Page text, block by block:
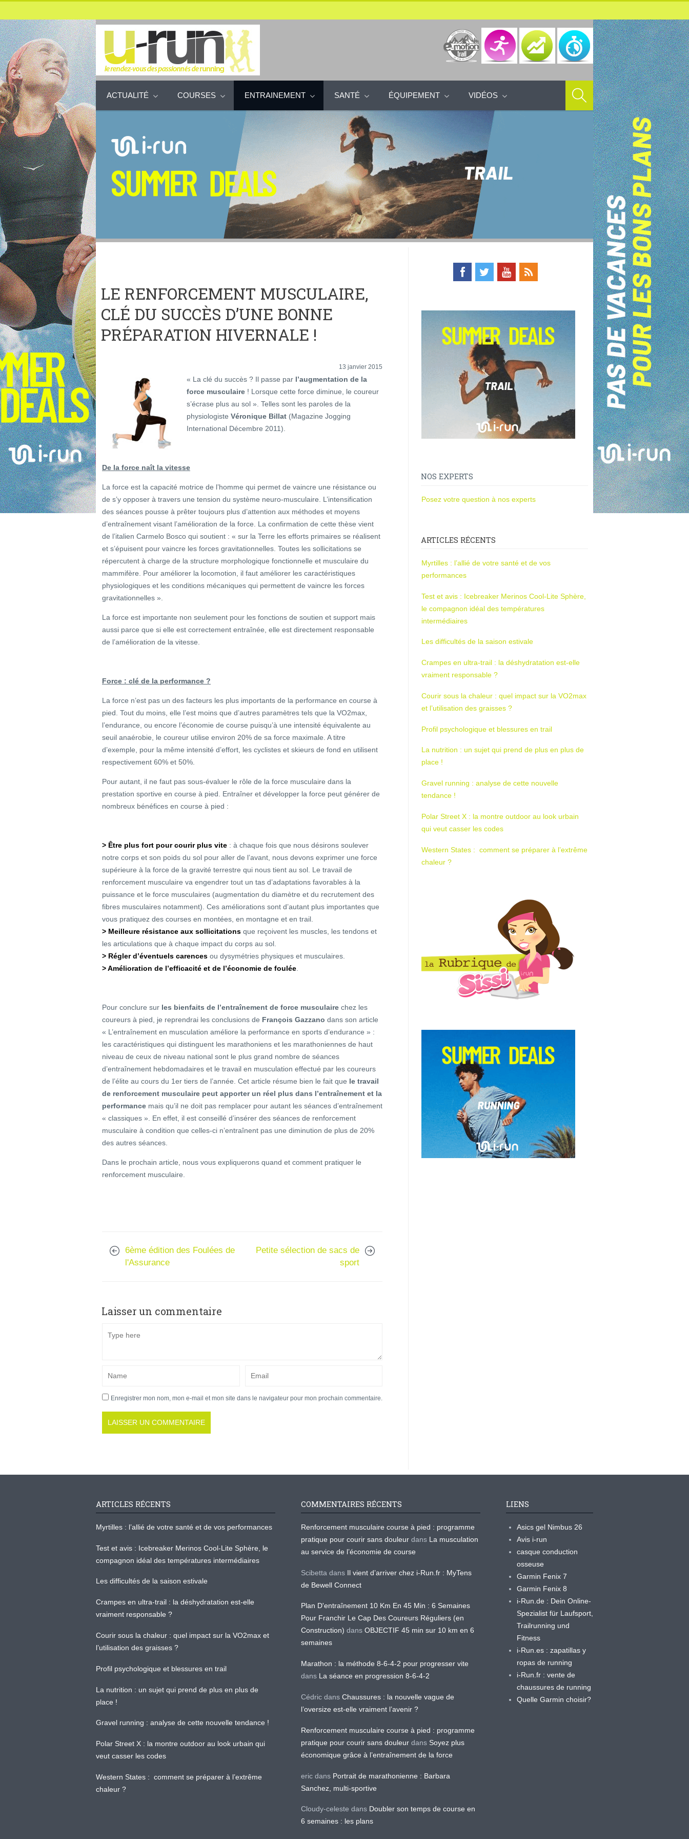
ACTUALITÉ COURSES ENTRAINEMENT SANTÉ ÉQUIPEMENT VIDÉOS
LE RENFORCEMENT MUSCULAIRE,
CLÉ DU SUCCÈS D’UNE BONNE
PRÉPARATION HIVERNALE !
13 janvier 2015
« La clé du succès ? Il passe par l’augmentation de la
force musculaire ! Lorsque cette force diminue, le coureur
s’écrase plus au sol ». Telles sont les paroles de la
physiologiste Véronique Billat (Magazine Jogging
International Décembre 2011).
De la force naît la vitesse
La force est la capacité motrice de l’homme qui permet de vaincre une résistance ou
de s’y opposer à travers une tension du système neuro-musculaire. L’intensification
des séances pousse à prêter toujours plus d’attention aux méthodes et moyens
d’entraînement visant l’amélioration de la force. La confirmation de cette thèse vient
de l’italien Carmelo Bosco qui soutient : « sur la Terre les efforts primaires se réalisent
et s’épuisent pour vaincre les forces gravitationnelles. Toutes les sollicitations se
répercutent à charge de la structure morphologique fonctionnelle et musculaire du
mammifère. Pour améliorer la locomotion, il faut améliorer les caractéristiques
physiologiques et les conditions mécaniques qui permettent de vaincre les forces
gravitationnelles ».
La force est importante non seulement pour les fonctions de soutien et support mais
aussi parce que si elle est correctement entraînée, elle est directement responsable
de l’amélioration de la vitesse.
Force : clé de la performance ?
La force n’est pas un des facteurs les plus importants de la performance en course à
pied. Tout du moins, elle l’est moins que d’autres paramètres tels que la VO2max,
l’endurance, ou encore l’économie de course puisqu’à une intensité équivalente au
seuil anaérobie, le coureur utilise environ 20% de sa force maximale. A titre
d’exemple, pour la même intensité d’effort, les cyclistes et skieurs de fond en utilisent
respectivement 60% et 50%.
Pour autant, il ne faut pas sous-évaluer le rôle de la force musculaire dans la
prestation sportive en course à pied. Entraîner et développer la force peut générer de
nombreux bénéfices en course à pied :
> Être plus fort pour courir plus vite : à chaque fois que nous désirons soulever
notre corps et son poids du sol pour aller de l’avant, nous devons exprimer une force
supérieure à la force de la gravité terrestre qui nous tient au sol. Le travail de
renforcement musculaire va engendrer tout un tas d’adaptations favorables à la
puissance et le force musculaires (augmentation du diamètre et du recrutement des
fibres musculaires notamment). Ces améliorations sont d’autant plus importantes que
vous pratiquez des courses en montées, en montagne et en trail.
> Meilleure résistance aux sollicitations que reçoivent les muscles, les tendons et
les articulations que à chaque impact du corps au sol.
> Régler d’éventuels carences ou dysymétries physiques et musculaires.
> Amélioration de l’efficacité et de l’économie de foulée
Pour conclure sur les bienfaits de l’entraînement de force musculaire chez les
coureurs à pied, je reprendrai les conclusions de François Gazzano dans son article
« L’entraînement en musculation améliore la performance en sports d’endurance » :
les caractéristiques qui distinguent les marathoniens et les marathoniennes de haut
niveau de ceux de niveau national sont le plus grand nombre de séances
d’entraînement hebdomadaires et le travail en musculation effectué par les coureurs
de l’élite au cours du 1er tiers de l’année. Cet article résume bien le fait que le travail
de renforcement musculaire peut apporter un réel plus dans l’entraînement et la
performance mais qu’il ne doit pas remplacer pour autant les séances d’entraînement
« classiques ». En effet, il est conseillé d’insérer des séances de renforcement
musculaire à condition que celles-ci n’entraînent pas une diminution de plus de 20%
des autres séances.
Dans le prochain article, nous vous expliquerons quand et comment pratiquer le
renforcement musculaire.
6ème édition des Foulées de
l'Assurance
Petite sélection de sacs de
sport
Laisser un commentaire
Enregistrer mon nom, mon e-mail et mon site dans le navigateur pour mon prochain commentaire.
NOS EXPERTS
Posez votre question à nos experts
ARTICLES RÉCENTS
Myrtilles : l’allié de votre santé et de vos
performances
Test et avis : Icebreaker Merinos Cool-Lite Sphère,
le compagnon idéal des températures
intermédiaires
Les difficultés de la saison estivale
Crampes en ultra-trail : la déshydratation est-elle
vraiment responsable ?
Courir sous la chaleur : quel impact sur la VO2max
et l’utilisation des graisses ?
Profil psychologique et blessures en trail
La nutrition : un sujet qui prend de plus en plus de
place !
Gravel running : analyse de cette nouvelle
tendance !
Polar Street X : la montre outdoor au look urbain
qui veut casser les codes
Western States : comment se préparer à l’extrême
chaleur ?
ARTICLES RÉCENTS
Myrtilles : l’allié de votre santé et de vos performances
Test et avis : Icebreaker Merinos Cool-Lite Sphère, le
compagnon idéal des températures intermédiaires
Les difficultés de la saison estivale
Crampes en ultra-trail : la déshydratation est-elle
vraiment responsable ?
Courir sous la chaleur : quel impact sur la VO2max et
l’utilisation des graisses ?
Profil psychologique et blessures en trail
La nutrition : un sujet qui prend de plus en plus de
place !
Gravel running : analyse de cette nouvelle tendance !
Polar Street X : la montre outdoor au look urbain qui
veut casser les codes
Western States : comment se préparer à l’extrême
chaleur ?
COMMENTAIRES RÉCENTS
Renforcement musculaire course à pied : programme
pratique pour courir sans douleur dans La musculation
au service de l’économie de course
Scibetta dans Il vient d’arriver chez i-Run.fr : MyTens
de Bewell Connect
Plan D'entraînement 10 Km En 45 Min : 6 Semaines
Pour Franchir Le Cap Des Coureurs Réguliers (en
Construction) dans OBJECTIF 45 min sur 10 km en 6
semaines
Marathon : la méthode 8-6-4-2 pour progresser vite
dans La séance en progression 8-6-4-2
Cédric dans Chaussures : la nouvelle vague de
l’oversize est-elle vraiment l’avenir ?
Renforcement musculaire course à pied : programme
pratique pour courir sans douleur dans Soyez plus
économique grâce à l’entraînement de la force
eric dans Portrait de marathonienne : Barbara
Sanchez, multi-sportive
Cloudy-celeste dans Doubler son temps de course en
6 semaines : les plans
LIENS
Asics gel Nimbus 26
Avis i-run
casque conduction
osseuse
Garmin Fenix 7
Garmin Fenix 8
i-Run.de : Dein Online-
Spezialist für Laufsport,
Trailrunning und
Fitness
i-Run.es : zapatillas y
ropas de running
i-Run.fr : vente de
chaussures de running
Quelle Garmin choisir?